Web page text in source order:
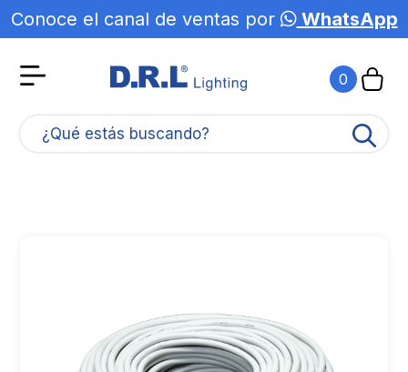
Conoce el canal de ventas por WhatsApp
0
¿Qué estás buscando?
Agotado